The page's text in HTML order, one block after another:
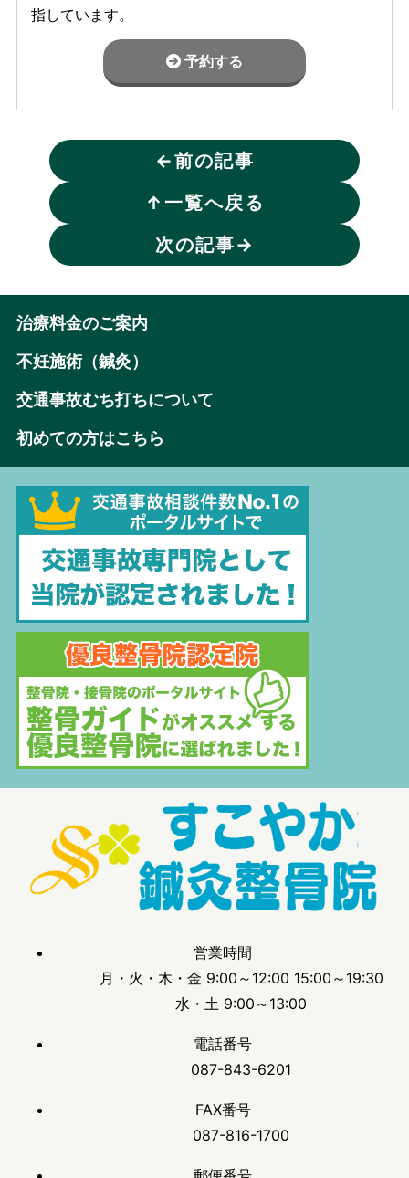
指しています。
予約する
←前の記事
↑ 一覧へ戻る
次の記事→
治療料金のご案内
不妊施術（鍼灸）
交通事故むち打ちについて
初めての方はこちら
営業時間
月・火・木・金 9:00～12:00 15:00～19:30
水・土 9:00～13:00
電話番号
087-843-6201
FAX番号
087-816-1700